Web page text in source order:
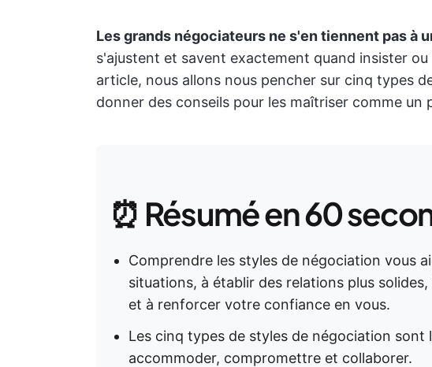
Les grands négociateurs ne s'en tiennent pas à
s'ajustent et savent exactement quand insister
article, nous allons nous pencher sur cinq types
donner des conseils pour les maîtriser comme un
⏰ Résumé en 60
Comprendre les styles de négociation vous
situations, à établir des relations plus
et à renforcer votre confiance en vous.
Les cinq types de styles de négociation sont
accommoder, compromettre et collaborer.